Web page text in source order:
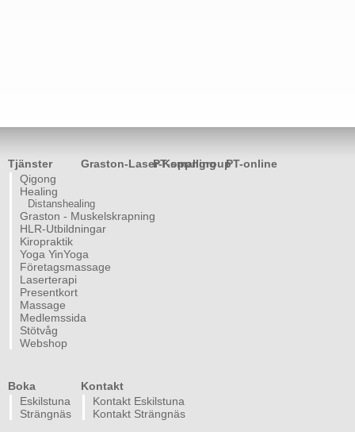
Tjänster
Qigong
Healing
Distanshealing
Graston - Muskelskrapning
HLR-Utbildningar
Kiropraktik
Yoga YinYoga
Företagsmassage
Laserterapi
Presentkort
Massage
Medlemssida
Stötvåg
Webshop
Graston-Laser-Koppning
PT-smallgroupPT-online
Boka
Eskilstuna
Strängnäs
Kontakt
Kontakt Eskilstuna
Kontakt Strängnäs